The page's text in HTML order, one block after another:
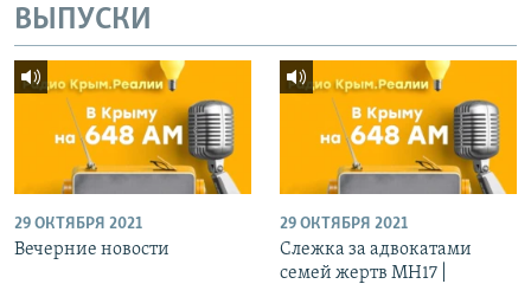
ВЫПУСКИ
29 ОКТЯБРЯ 2021
Вечерние новости
29 ОКТЯБРЯ 2021
Слежка за адвокатами
семей жертв МН17 |